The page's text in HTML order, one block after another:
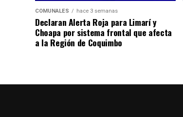
COMUNALES hace 3 semanas
Declaran Alerta Roja para Limarí y
Choapa por sistema frontal que afecta
a la Región de Coquimbo